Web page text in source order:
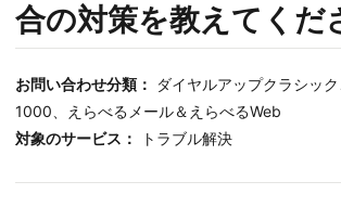
合の対策を教えてくだ
お問い合わせ分類：
ダイヤルアップクラシッ
1000、えらべるメール＆えらべるWeb
対象のサービス：
トラブル解決